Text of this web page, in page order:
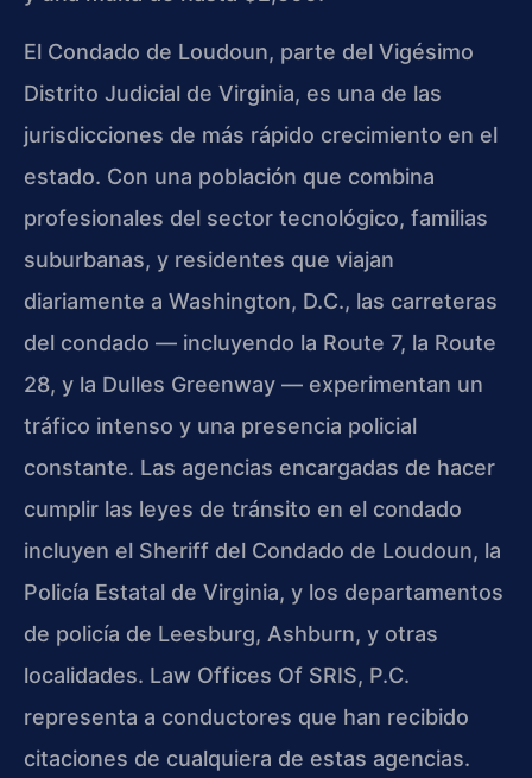
El Condado de Loudoun, parte del Vigésimo
Distrito Judicial de Virginia, es una de las
jurisdicciones de más rápido crecimiento en el
estado. Con una población que combina
profesionales del sector tecnológico, familias
suburbanas, y residentes que viajan
diariamente a Washington, D.C., las carreteras
del condado — incluyendo la Route 7, la Route
28, y la Dulles Greenway — experimentan un
tráfico intenso y una presencia policial
constante. Las agencias encargadas de hacer
cumplir las leyes de tránsito en el condado
incluyen el Sheriff del Condado de Loudoun, la
Policía Estatal de Virginia, y los departamentos
de policía de Leesburg, Ashburn, y otras
localidades. Law Offices Of SRIS, P.C.
representa a conductores que han recibido
citaciones de cualquiera de estas agencias.